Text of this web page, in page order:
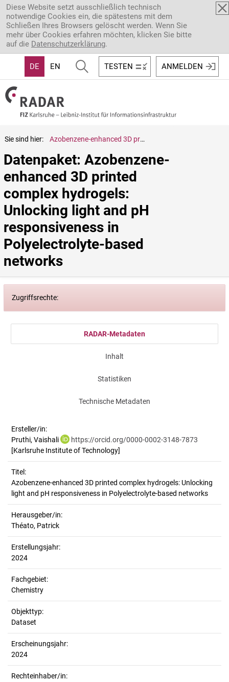
Direkt zum Inhalt
Diese Website setzt ausschließlich technisch
notwendige Cookies ein, die spätestens mit dem
Schließen Ihres Browsers gelöscht werden. Wenn Sie
mehr über Cookies erfahren möchten, klicken Sie bitte
auf die Datenschutzerklärung.
DE EN TESTEN ANMELDEN
Sie sind hier: Azobenzene-enhanced 3D printed complex hydrogels: Unlocking light and pH responsiveness in Polyelectrolyte-based networks
Datenpaket: Azobenzene-
enhanced 3D printed
complex hydrogels:
Unlocking light and pH
responsiveness in
Polyelectrolyte-based
networks
Zugriffsrechte:
RADAR-Metadaten
Inhalt
Statistiken
Technische Metadaten
Ersteller/in:
Pruthi, Vaishali
https://orcid.org/0000-0002-3148-7873
[Karlsruhe Institute of Technology]
Titel:
Azobenzene-enhanced 3D printed complex hydrogels: Unlocking
light and pH responsiveness in Polyelectrolyte-based networks
Herausgeber/in:
Théato, Patrick
Erstellungsjahr:
2024
Fachgebiet:
Chemistry
Objekttyp:
Dataset
Erscheinungsjahr:
2024
Rechteinhaber/in: